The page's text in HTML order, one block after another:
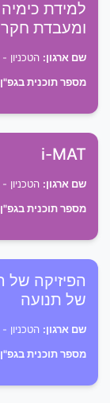
למידת
ומעבדת
שם ארגון: הטכניון -
מספר תוכנית
i-MAT
שם ארגון: הטכניון -
מספר תוכנית
הפיזיקה של
של תנועה
שם ארגון: הטכניון -
מספר תוכנית